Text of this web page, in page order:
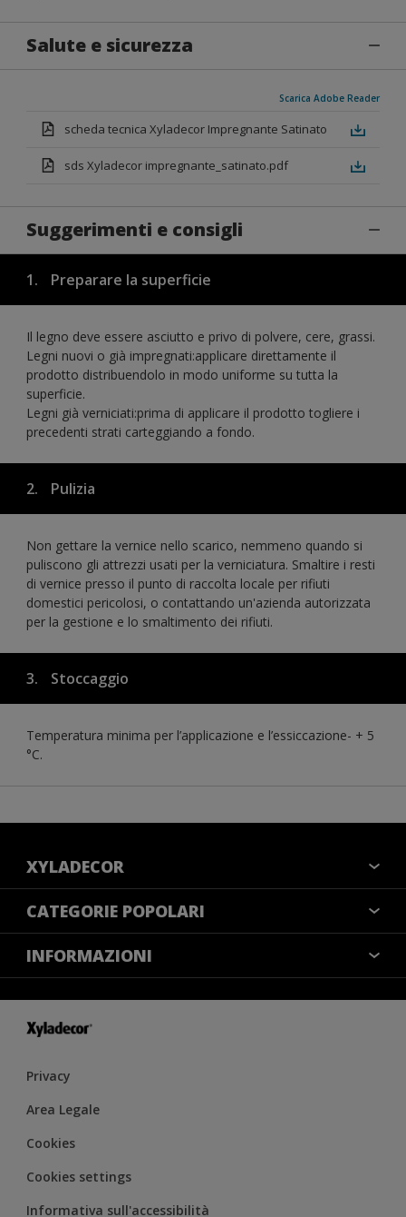
Salute e sicurezza
Scarica Adobe Reader
scheda tecnica Xyladecor Impregnante Satinato
sds Xyladecor impregnante_satinato.pdf
Suggerimenti e consigli
1. Preparare la superficie
Il legno deve essere asciutto e privo di polvere, cere, grassi.
Legni nuovi o già impregnati:applicare direttamente il
prodotto distribuendolo in modo uniforme su tutta la
superficie.
Legni già verniciati:prima di applicare il prodotto togliere i
precedenti strati carteggiando a fondo.
2. Pulizia
Non gettare la vernice nello scarico, nemmeno quando si
puliscono gli attrezzi usati per la verniciatura. Smaltire i resti
di vernice presso il punto di raccolta locale per rifiuti
domestici pericolosi, o contattando un'azienda autorizzata
per la gestione e lo smaltimento dei rifiuti.
3. Stoccaggio
Temperatura minima per l’applicazione e l’essiccazione- + 5
°C.
XYLADECOR
COLORI
CONTATTACI
MAPPA DEL SITO
CATEGORIE POPOLARI
NOTE LEGALI
COOKIES
INFORMATIVA SULLA PRIVACY
IMPOSTAZIONI DEI COOKIE
INFORMAZIONI
RESA DEL COLORE
Privacy
Area Legale
Cookies
Cookies settings
Informativa sull'accessibilità